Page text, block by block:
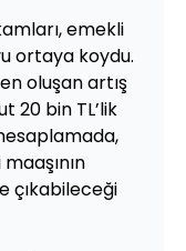
emekli
ortaya koydu.
oluşan artış
20 bin TL’lik
çıkabileceği